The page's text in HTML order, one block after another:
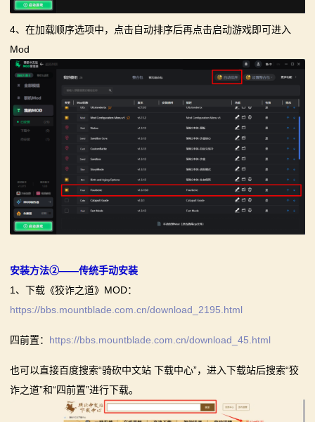
4、在加载顺序选项中，点击自动排序后再点击启动游戏即可进入
Mod
安装方法②——传统手动安装
1、下载《狡诈之道》MOD：
https://bbs.mountblade.com.cn/download_2195.html
四前置： https://bbs.mountblade.com.cn/download_45.html
也可以直接百度搜索“骑砍中文站 下载中心”，进入下载站后搜索“狡
诈之道”和“四前置”进行下载。